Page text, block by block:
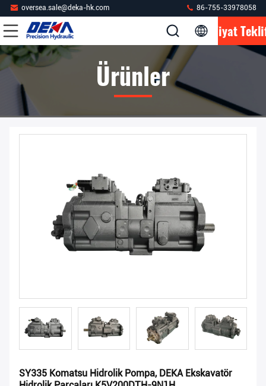
oversea.sale@deka-hk.com 86-755-33978058
Fiyat
Ürünler
SY335 Komatsu Hidrolik Pompa, DEKA Ekskavatör